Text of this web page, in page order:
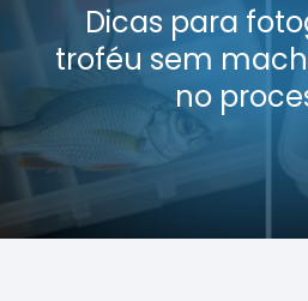
Dicas para
troféu sem
no